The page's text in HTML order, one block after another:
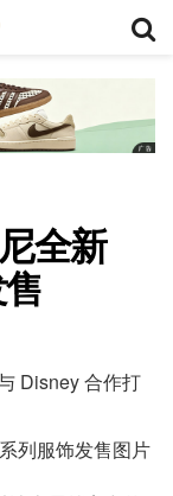
全新
Disney 合作打